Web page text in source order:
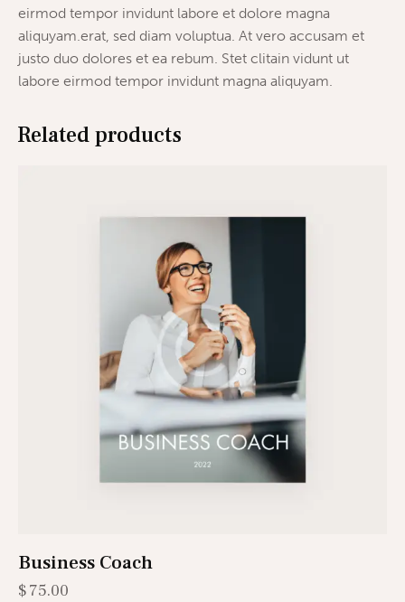
eirmod tempor invidunt labore et dolore magna
aliquyam.erat, sed diam voluptua. At vero accusam et
justo duo dolores et ea rebum. Stet clitain vidunt ut
labore eirmod tempor invidunt magna aliquyam.
Related products
Business Coach
$75.00